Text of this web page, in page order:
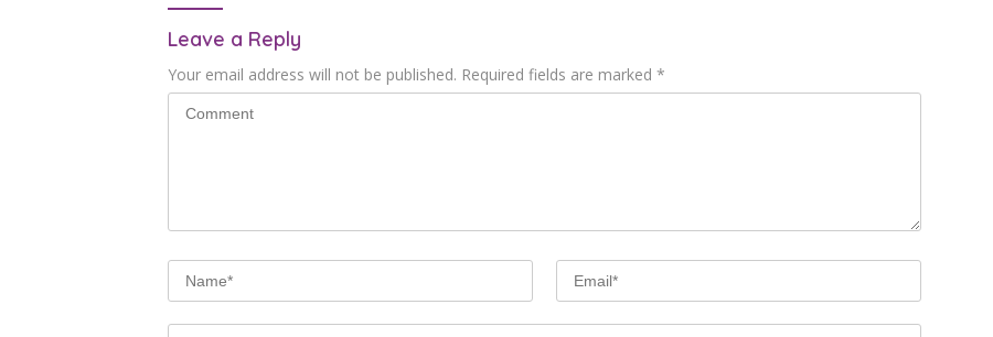
Leave a Reply
Your email address will not be published. Required fields are marked *